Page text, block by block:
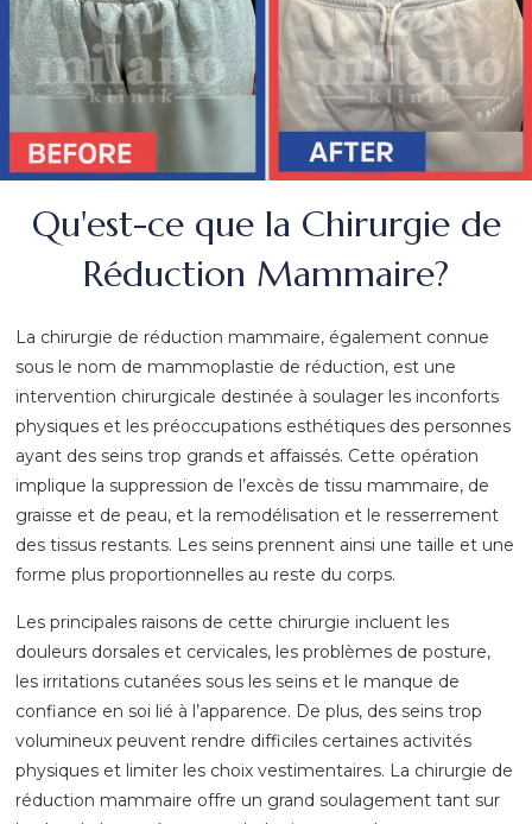
Qu'est-ce que la Chirurgie de
Réduction Mammaire?
La chirurgie de réduction mammaire, également connue
sous le nom de mammoplastie de réduction, est une
intervention chirurgicale destinée à soulager les inconforts
physiques et les préoccupations esthétiques des personnes
ayant des seins trop grands et affaissés. Cette opération
implique la suppression de l’excès de tissu mammaire, de
graisse et de peau, et la remodélisation et le resserrement
des tissus restants. Les seins prennent ainsi une taille et une
forme plus proportionnelles au reste du corps.
Les principales raisons de cette chirurgie incluent les
douleurs dorsales et cervicales, les problèmes de posture,
les irritations cutanées sous les seins et le manque de
confiance en soi lié à l’apparence. De plus, des seins trop
volumineux peuvent rendre difficiles certaines activités
physiques et limiter les choix vestimentaires. La chirurgie de
réduction mammaire offre un grand soulagement tant sur